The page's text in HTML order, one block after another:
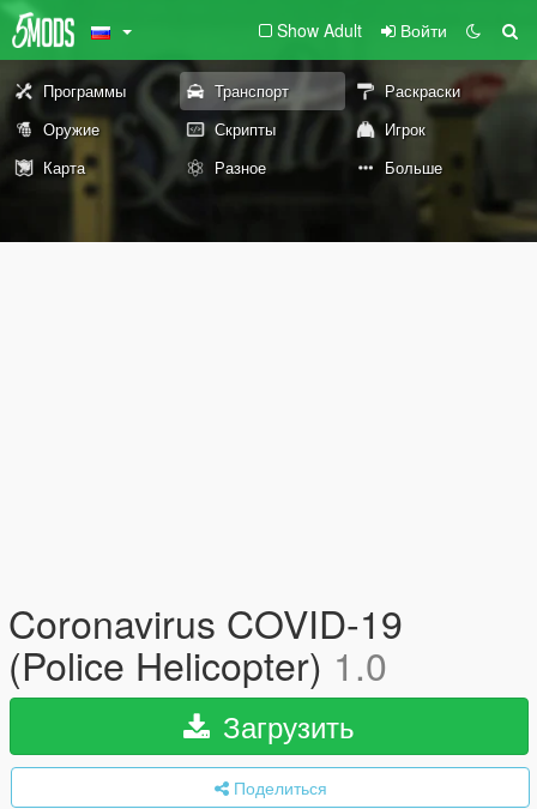
Show Adult Войти
Программы Транспорт
Раскраски
Оружие
Скрипты
Игрок
Карта
Разное Больше
Coronavirus COVID-19
(Police Helicopter) 1.0
Загрузить
Поделиться